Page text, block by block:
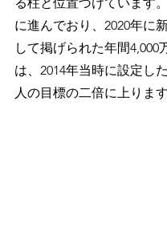
に進んでおり、2020年に
して掲げられた年間4,000
は、2014年当時に設定し
人の目標の二倍に上ります